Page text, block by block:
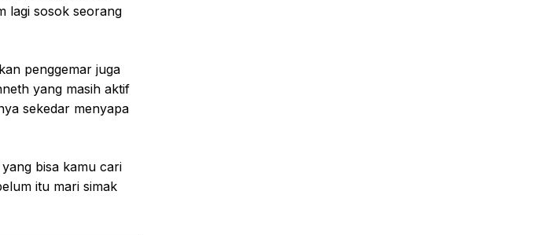
lagi sosok seorang
penggemar juga
yang masih aktif
sekedar menyapa
bisa kamu cari
itu mari simak